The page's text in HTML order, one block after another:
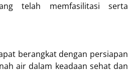
telah memfasilitasi serta
berangkat dengan persiapan
air dalam keadaan sehat dan